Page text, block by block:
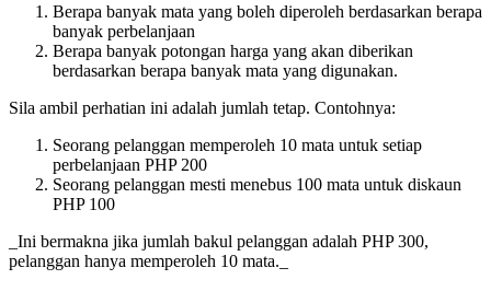
Berapa banyak mata yang boleh diperoleh berdasarkan berapa
banyak perbelanjaan
Berapa banyak potongan harga yang akan diberikan
berdasarkan berapa banyak mata yang digunakan.
Sila ambil perhatian ini adalah jumlah tetap. Contohnya:
Seorang pelanggan memperoleh 10 mata untuk setiap
perbelanjaan PHP 200
Seorang pelanggan mesti menebus 100 mata untuk diskaun
PHP 100
_Ini bermakna jika jumlah bakul pelanggan adalah PHP 300,
pelanggan hanya memperoleh 10 mata._